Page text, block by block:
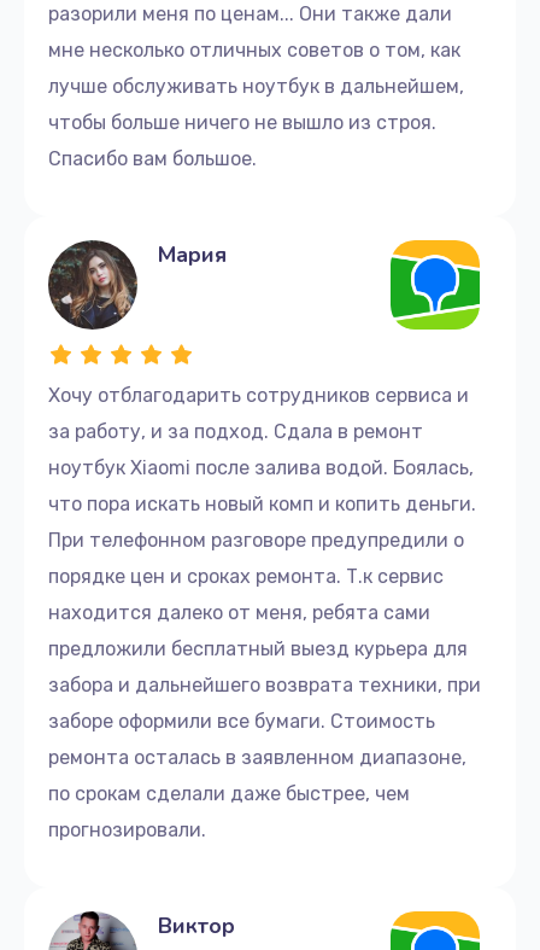
разорили меня по ценам... Они также дали
мне несколько отличных советов о том, как
лучше обслуживать ноутбук в дальнейшем,
чтобы больше ничего не вышло из строя.
Спасибо вам большое.
Хочу отблагодарить сотрудников сервиса и
за работу, и за подход. Сдала в ремонт
ноутбук Xiaomi после залива водой. Боялась,
что пора искать новый комп и копить деньги.
При телефонном разговоре предупредили о
порядке цен и сроках ремонта. Т.к сервис
находится далеко от меня, ребята сами
предложили бесплатный выезд курьера для
забора и дальнейшего возврата техники, при
заборе оформили все бумаги. Стоимость
ремонта осталась в заявленном диапазоне,
по срокам сделали даже быстрее, чем
прогнозировали.
Мария
Виктор